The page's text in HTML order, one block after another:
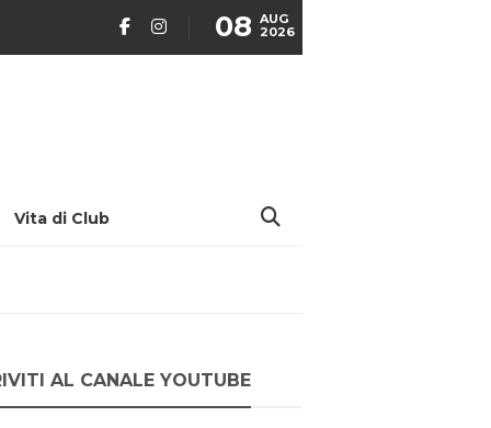
08 AUG
2026
Vita di Club
AL CANALE YOUTUBE